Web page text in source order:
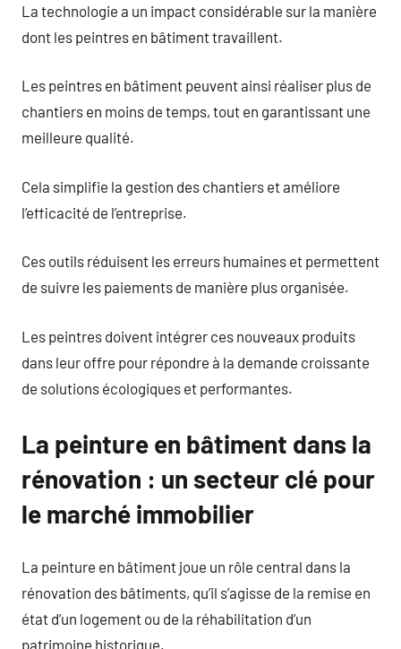
La technologie a un impact considérable sur la manière
dont les peintres en bâtiment travaillent.
Les peintres en bâtiment peuvent ainsi réaliser plus de
chantiers en moins de temps, tout en garantissant une
meilleure qualité.
Cela simplifie la gestion des chantiers et améliore
l’efficacité de l’entreprise.
Ces outils réduisent les erreurs humaines et permettent
de suivre les paiements de manière plus organisée.
Les peintres doivent intégrer ces nouveaux produits
dans leur offre pour répondre à la demande croissante
de solutions écologiques et performantes.
La peinture en bâtiment dans la
rénovation : un secteur clé pour
le marché immobilier
La peinture en bâtiment joue un rôle central dans la
rénovation des bâtiments, qu’il s’agisse de la remise en
état d’un logement ou de la réhabilitation d’un
patrimoine historique.